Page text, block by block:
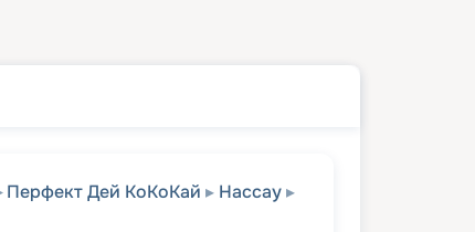
Перфект Дей КоКоКай
Нассау